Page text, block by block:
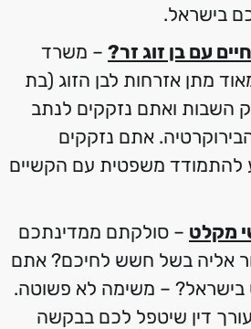
בישראל.
עם בן זוג זר? – משרד
מתן אזרחות לבן הזוג (בת
השבות ואתם נזקקים לנתב
אתם נזקקים
להתמודד משפטית עם הקשיים
מקלט – סולקתם ממדינתכם
אליה בשל חשש לחיכם? אתם
– משימה לא פשוטה.
דין שיטפל לכם בבקשה